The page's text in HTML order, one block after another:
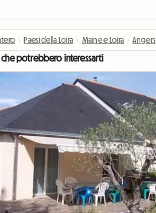
› Paesi della Loira › Maine e Loira › Angers
potrebbero interessarti